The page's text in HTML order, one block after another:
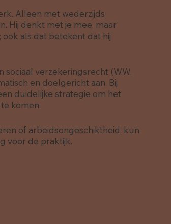
Alleen met wederzijds
Hij denkt met je mee, maar
als dat betekent dat hij
sociaal verzekeringsrecht (WW,
en doelgericht aan. Bij
duidelijke strategie om het
komen.
of arbeidsongeschiktheid, kun
voor de praktijk.